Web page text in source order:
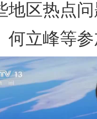
地区热点
何立峰等